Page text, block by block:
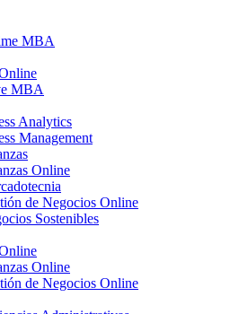
MBA
MBA
Analytics
Management
Online
de Negocios Online
Sostenibles
Online
de Negocios Online